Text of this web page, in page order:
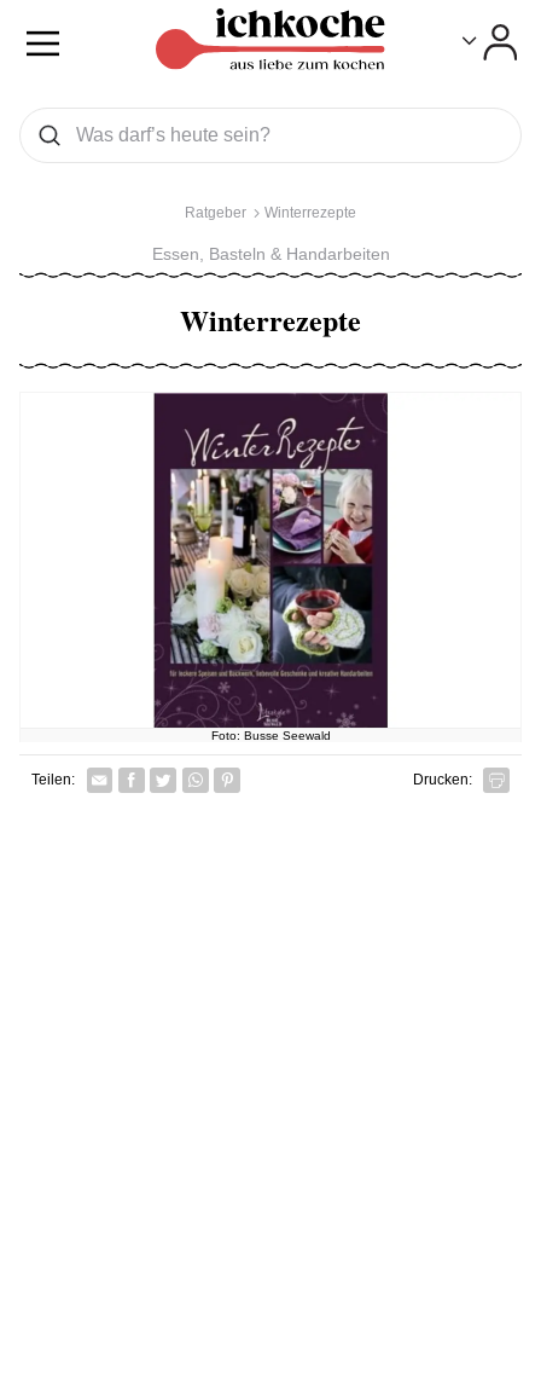
Was wollen Sie suchen
Suchen
Ratgeber Winterrezepte
Essen, Basteln & Handarbeiten
Winterrezepte
Foto: Busse Seewald
Teilen: Facebook
TwitterWhatsapp senden
Pin it Drucken: